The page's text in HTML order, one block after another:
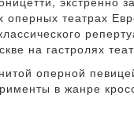
оперных театрах
на гастролях
оперной
в жанре